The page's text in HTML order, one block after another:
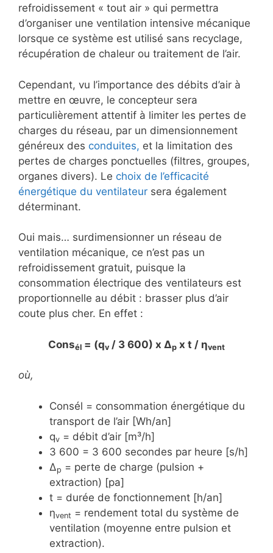
refroidissement « tout air » qui permettra
d’organiser une ventilation intensive mécanique
lorsque ce système est utilisé sans recyclage,
récupération de chaleur ou traitement de l’air.
Cependant, vu l’importance des débits d’air à
mettre en œuvre, le concepteur sera
particulièrement attentif à limiter les pertes de
charges du réseau, par un dimensionnement
généreux des conduites, et la limitation des
pertes de charges ponctuelles (filtres, groupes,
organes divers). Le choix de l’efficacité
énergétique du ventilateur sera également
déterminant.
Oui mais… surdimensionner un réseau de
ventilation mécanique, ce n’est pas un
refroidissement gratuit, puisque la
consommation électrique des ventilateurs est
proportionnelle au débit : brasser plus d’air
coute plus cher. En effet :
Consél = (qv / 3 600) x Δp x t / ηvent
où,
Consél = consommation énergétique du
transport de l’air [Wh/an]
qv = débit d’air [m³/h]
3 600 = 3 600 secondes par heure [s/h]
Δp = perte de charge (pulsion +
extraction) [pa]
t = durée de fonctionnement [h/an]
ηvent = rendement total du système de
ventilation (moyenne entre pulsion et
extraction).